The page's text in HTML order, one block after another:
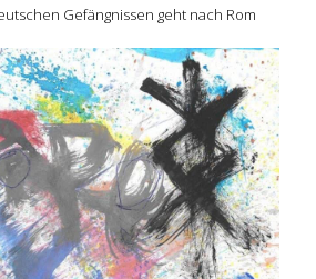
Gefängnissen geht nach Rom